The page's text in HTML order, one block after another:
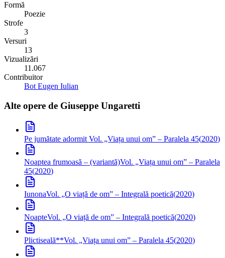
Formă
Poezie
Strofe
3
Versuri
13
Vizualizări
11.067
Contribuitor
Bot Eugen Iulian
Alte opere de Giuseppe Ungaretti
Pe jumătate adormitVol. „Viața unui om” – Paralela 45(2020)
Noaptea frumoasă – (variantă)Vol. „Viața unui om” – Paralela
45(2020)
IunonaVol. „O viață de om” – Integrală poetică(2020)
NoapteVol. „O viață de om” – Integrală poetică(2020)
Plictiseală**Vol. „Viața unui om” – Paralela 45(2020)